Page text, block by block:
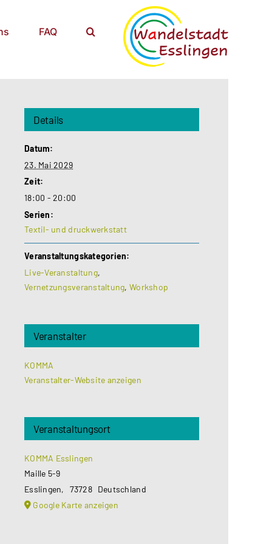
FAQ
Details
Datum:
23. Mai 2029
Zeit:
18:00 - 20:00
Serien:
Textil- und druckwerkstatt
Veranstaltungskategorien:
Live-Veranstaltung,
Vernetzungsveranstaltung,Workshop
Veranstalter
KOMMA
Veranstalter-Website anzeigen
Veranstaltungsort
KOMMA Esslingen
Maille 5-9
Esslingen, 73728 Deutschland
Google Karte anzeigen